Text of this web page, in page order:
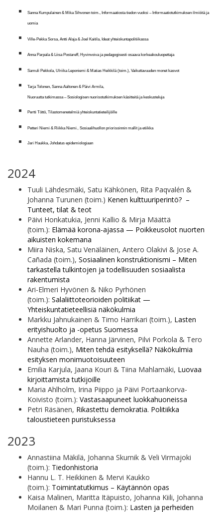
Sanna Kumpulainen & Mika Sihvonen toim., Informaatiosta tiedon vuoksi – Informaatiotutkimuksen ilmiöitä ja
uomia
Ville-Pekka Sorsa, Antti Alaja & Joel Kaitila, Ideat yhteiskuntapolitiikassa
Anna Parpala & Liisa Postareff, Hyvinvoiva ja pedagogisesti osaava korkeakouluopettaja
Samuli Pekkola, Ulriika Leponiemi & Matias Heikkilä (toim.), Vaikuttavuuden monet kasvot
Tarja Tolonen, Sanna Aaltonen & Päivi Armila,
Nuoruutta tutkimassa – Sosiologisen nuorisotutkimuksen käsitteitä ja keskusteluja
Pertti Töttö, Tilastomenetelmiä yhteiskuntatieteilijöille
Petteri Niemi & Riikka Niemi Sosiaalihuollon priorisoinnin mallit ja etiikka
Jari Haukka, Johdatus epidemiologiaan
2024
Tuuli Lähdesmäki, Satu Kähkönen, Rita Paqvalén &
Johanna Turunen (toim.) Kenen kulttuuriperintö? –
Tunteet, tilat & teot
Päivi Honkatukia, Jenni Kallio & Mirja Määttä
(toim.): Elämää korona-ajassa — Poikkeusolot nuorten
aikuisten kokemana
Miira Niska, Satu Venäläinen, Antero Olakivi & Jose A.
Cañada (toim.), Sosiaalinen konstruktionismi – Miten
tarkastella tulkintojen ja todellisuuden sosiaalista
rakentumista
Ari-Elmeri Hyvönen & Niko Pyrhönen
(toim.): Salaliittoteorioiden politiikat —
Yhteiskuntatieteellisiä näkökulmia
Markku Jahnukainen & Timo Harrikari (toim.), Lasten
erityishuolto ja -opetus Suomessa
Annette Arlander, Hanna Järvinen, Pilvi Porkola & Tero
Nauha (toim.), Miten tehdä esityksellä? Näkökulmia
esityksen monimuotoisuuteen
Emilia Karjula, Jaana Kouri & Tiina Mahlamäki, Luovaa
kirjoittamista tutkijoille
Maria Ahlholm, Irina Piippo ja Päivi Portaankorva-
Koivisto (toim.): Vastasaapuneet luokkahuoneissa
Petri Räsänen, Rikastettu demokratia. Politiikka
taloustieteen puristuksessa
2023
Annastiina Mäkilä, Johanna Skurnik & Veli Virmajoki
(toim.): Tiedonhistoria
Hannu L. T. Heikkinen & Mervi Kaukko
(toim.): Toimintatutkimus – Käytännön opas
Kaisa Malinen, Maritta Itäpuisto, Johanna Kiili, Johanna
Moilanen & Mari Punna (toim.): Lasten ja perheiden